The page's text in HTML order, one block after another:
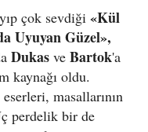
çok sevdiği «Kül
Uyuyan Güzel»,
Dukas ve Bartok'a
kaynağı oldu.
masallarının
perdelik bir de